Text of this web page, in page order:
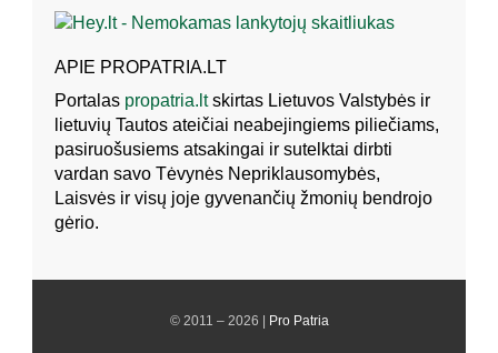
APIE PROPATRIA.LT
Portalas propatria.ltskirtas Lietuvos Valstybės ir
lietuvių Tautos ateičiai neabejingiems piliečiams,
pasiruošusiems atsakingai ir sutelktai dirbti
vardan savo Tėvynės Nepriklausomybės,
Laisvės ir visų joje gyvenančių žmonių bendrojo
gėrio.
© 2011 – 2026 | Pro Patria